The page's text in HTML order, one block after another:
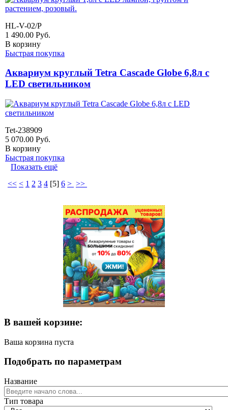
HL-V-02/P
1 490.00 Руб.
В корзину
Быстрая покупка
Аквариум круглый Tetra Cascade Globe 6,8л с
LED светильником
Tet-238909
5 070.00 Руб.
В корзину
Быстрая покупка
Показать ещё
<< < 1 2 3 4 [5] 6 > >>
В вашей корзине:
Ваша корзина пуста
Подобрать по параметрам
Название
Тип товара